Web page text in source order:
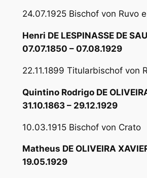
24.07.1925 Bischof von Ruvo
Henri DE LESPINASSE DE
07.07.1850 – 07.08.1929
22.11.1899 Titularbischof von
Quintino Rodrigo DE
31.10.1863 – 29.12.1929
10.03.1915 Bischof von Crato
Matheus DE OLIVEIRA
19.05.1929